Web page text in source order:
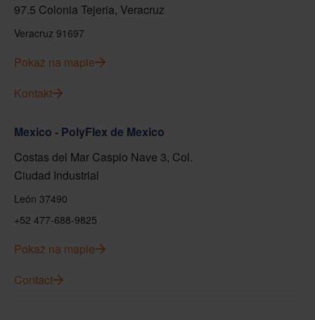
97.5 Colonia Tejeria, Veracruz
Veracruz 91697
Pokaż na mapie
Kontakt
Mexico - PolyFlex de Mexico
Costas del Mar Caspio Nave 3, Col.
Ciudad Industrial
León 37490
+52 477-688-9825
Pokaż na mapie
Contact